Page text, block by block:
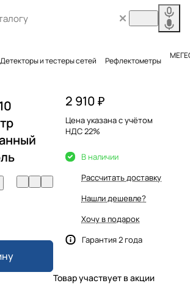
Детекторы и тестеры сетей Рефлектометры
2 910 ₽
Цена указана с учётом
НДС 22%
В наличии
Рассчитать доставку
Нашли дешевле?
Хочу в подарок
Гарантия 2 года
Товар участвует в акции